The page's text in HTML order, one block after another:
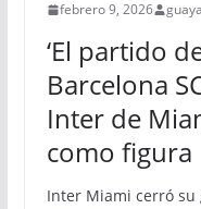
febrero 9, 2026
‘El partido
Barcelona
Inter de
como figura
Inter Miami cerró su